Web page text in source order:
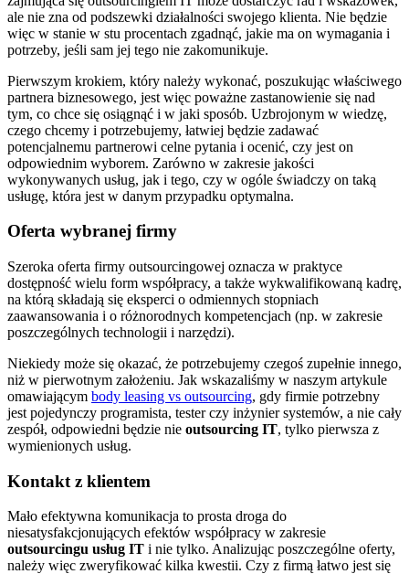
ale nie zna od podszewki działalności swojego klienta. Nie będzie
więc w stanie w stu procentach zgadnąć, jakie ma on wymagania i
potrzeby, jeśli sam jej tego nie zakomunikuje.
Pierwszym krokiem, który należy wykonać, poszukując właściwego
partnera biznesowego, jest więc poważne zastanowienie się nad
tym, co chce się osiągnąć i w jaki sposób. Uzbrojonym w wiedzę,
czego chcemy i potrzebujemy, łatwiej będzie zadawać
potencjalnemu partnerowi celne pytania i ocenić, czy jest on
odpowiednim wyborem. Zarówno w zakresie jakości
wykonywanych usług, jak i tego, czy w ogóle świadczy on taką
usługę, która jest w danym przypadku optymalna.
Oferta wybranej firmy
Szeroka oferta firmy outsourcingowej oznacza w praktyce
dostępność wielu form współpracy, a także wykwalifikowaną kadrę,
na którą składają się eksperci o odmiennych stopniach
zaawansowania i o różnorodnych kompetencjach (np. w zakresie
poszczególnych technologii i narzędzi).
Niekiedy może się okazać, że potrzebujemy czegoś zupełnie innego,
niż w pierwotnym założeniu. Jak wskazaliśmy w naszym artykule
omawiającym body leasing vs outsourcing, gdy firmie potrzebny
jest pojedynczy programista, tester czy inżynier systemów, a nie cały
zespół, odpowiedni będzie nie outsourcing IT, tylko pierwsza z
wymienionych usług.
Kontakt z klientem
Mało efektywna komunikacja to prosta droga do
niesatysfakcjonujących efektów współpracy w zakresie
outsourcingu usług IT i nie tylko. Analizując poszczególne oferty,
należy więc zweryfikować kilka kwestii. Czy z firmą łatwo jest się